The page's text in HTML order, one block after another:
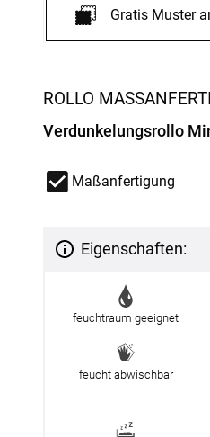
ROLLO
Verdunkelungsrollo
Maßanfertigung
Eigenschaften:
feuchtraum geeignet
feucht abwischbar
Gratis Muster